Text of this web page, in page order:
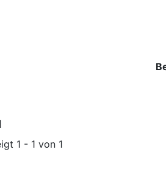
1 - 1 von 1